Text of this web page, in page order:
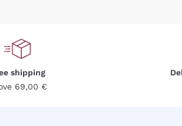
shipping
69,00 €